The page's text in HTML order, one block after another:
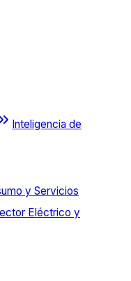
Inteligencia de
y Servicios
Eléctrico y